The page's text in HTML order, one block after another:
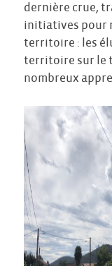
dernière crue,
initiatives pour
territoire : les
territoire sur le
nombreux